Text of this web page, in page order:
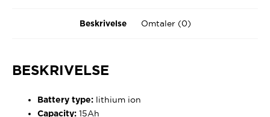
Beskrivelse Omtaler (0)
BESKRIVELSE
Battery type:lithium ion
Capacity:15Ah